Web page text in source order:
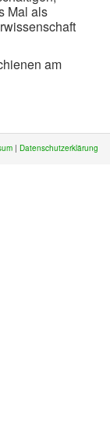
Mal als
am
| Datenschutzerklärung